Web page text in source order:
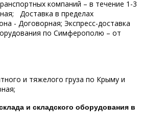
компаний – в течение 1-3
Доставка в пределах
- Договорная; Экспресс-доставка
по Симферополю – от
и тяжелого груза по Крыму и
и складского оборудования в